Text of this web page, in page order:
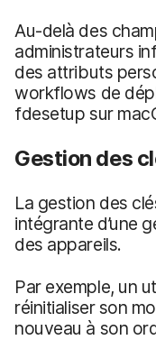
Au-delà des
administrateurs
des attributs
workflows de
fdesetup sur
Gestion des
La gestion des
intégrante d’une
des appareils.
Par exemple, un
réinitialiser son
nouveau à son